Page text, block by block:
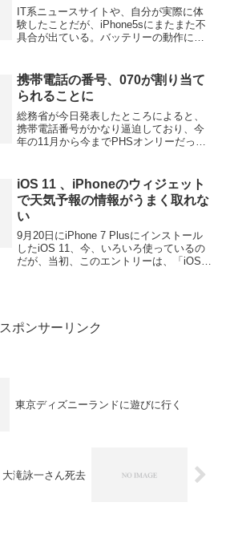
IT系ニュースサイトや、自分が実際に体
験したことだが、iPhone5sにまたまた不
具合が出ている。バッテリーの動作に問
とがあるという。これはソフトウェアア
ップデートでは...
携帯電話の番号、070が割り当て
られることに
総務省が今日発表したところによると、
携帯電話番号がかなり逼迫しており、今
年の11月から今までPHSオンリーだった
号見ただけでは携帯かPHSかは分からな
くなる。その...
iOS 11 、iPhoneのウィジェット
で天気予報の情報がうまく取れな
い
9月20日にiPhone 7 Plusにインストール
したiOS 11、今、いろいろ使っているの
だが、当初、このエントリーは、「iOS
スポンサーリンク
東京ディズニーランドに遊びに行く
大滝詠一さん死去